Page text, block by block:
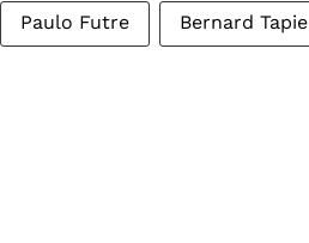
Paulo Futre Bernard Tapie